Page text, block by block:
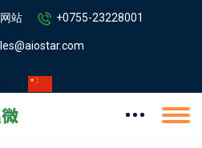
站 +0755-23228001